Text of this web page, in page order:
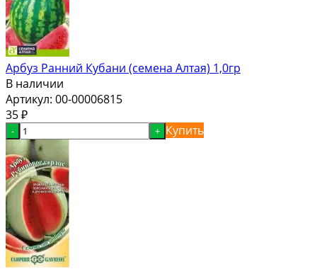
Арбуз Ранний Кубани (семена Алтая) 1,0гр
В наличии
Артикул: 00-00006815
35 ₽
- + Купить